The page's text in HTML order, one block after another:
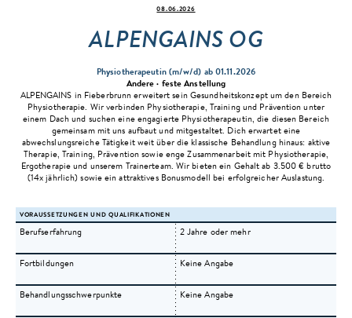
08.06.2026
ALPENGAINS OG
Physiotherapeutin (m/w/d) ab 01.11.2026
Andere · feste Anstellung
ALPENGAINS in Fieberbrunn erweitert sein Gesundheitskonzept um den Bereich
Physiotherapie. Wir verbinden Physiotherapie, Training und Prävention unter
einem Dach und suchen eine engagierte Physiotherapeutin, die diesen Bereich
gemeinsam mit uns aufbaut und mitgestaltet. Dich erwartet eine
abwechslungsreiche Tätigkeit weit über die klassische Behandlung hinaus: aktive
Therapie, Training, Prävention sowie enge Zusammenarbeit mit Physiotherapie,
Ergotherapie und unserem Trainerteam. Wir bieten ein Gehalt ab 3.500 € brutto
(14x jährlich) sowie ein attraktives Bonusmodell bei erfolgreicher Auslastung.
VORAUSSETZUNGEN UND QUALIFIKATIONEN
Berufserfahrung 2 Jahre oder mehr
Fortbildungen Keine Angabe
Behandlungsschwerpunkte Keine Angabe